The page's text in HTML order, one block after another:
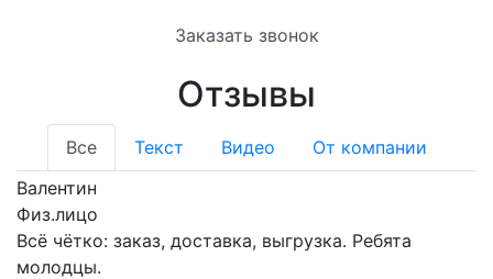
Заказать звонок
Отзывы
Все Текст Видео
От компании
Валентин
Физ.лицо
Всё чётко: заказ, доставка, выгрузка. Ребята
молодцы.